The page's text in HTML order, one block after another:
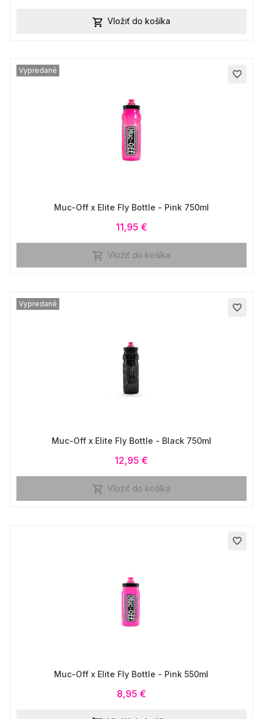
 Vložiť do košíka
favorite_border
Vypredané
Muc-Off x Elite Fly Bottle - Pink 750ml
11,95 €
 Vložiť do košíka
favorite_border
Vypredané
Muc-Off x Elite Fly Bottle - Black 750ml
12,95 €
 Vložiť do košíka
favorite_border
Muc-Off x Elite Fly Bottle - Pink 550ml
8,95 €